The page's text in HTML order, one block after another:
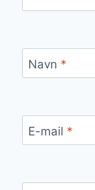
Navn *
E-mail *